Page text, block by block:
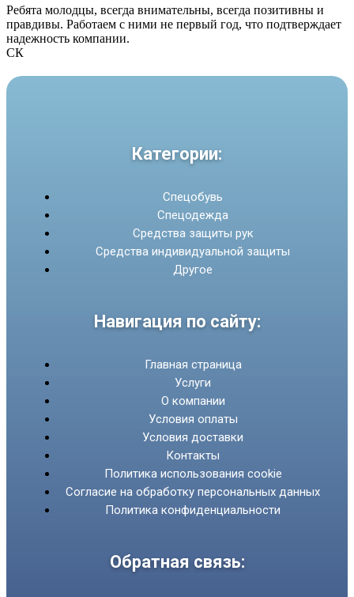
Ребята молодцы, всегда внимательны, всегда позитивны и
правдивы. Работаем с ними не первый год, что подтверждает
надежность компании.
СК
Категории:
Спецобувь
Спецодежда
Средства защиты рук
Средства индивидуальной защиты
Другое
Навигация по сайту:
Главная страница
Услуги
О компании
Условия оплаты
Условия доставки
Контакты
Политика использования cookie
Согласие на обработку персональных данных
Политика конфиденциальности
Обратная связь: